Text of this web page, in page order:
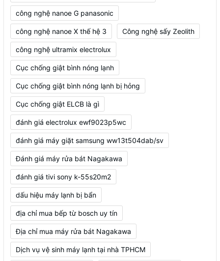
công nghệ nanoe G panasonic
công nghệ nanoe X thế hệ 3 Công nghệ sấy Zeolith
công nghệ ultramix electrolux
Cục chống giật bình nóng lạnh
Cục chống giật bình nóng lạnh bị hỏng
Cục chống giật ELCB là gì
đánh giá electrolux ewf9023p5wc
đánh giá máy giặt samsung ww13t504dab/sv
Đánh giá máy rửa bát Nagakawa
đánh giá tivi sony k-55s20m2
dấu hiệu máy lạnh bị bẩn
địa chỉ mua bếp từ bosch uy tín
Địa chỉ mua máy rửa bát Nagakawa
Dịch vụ vệ sinh máy lạnh tại nhà TPHCM